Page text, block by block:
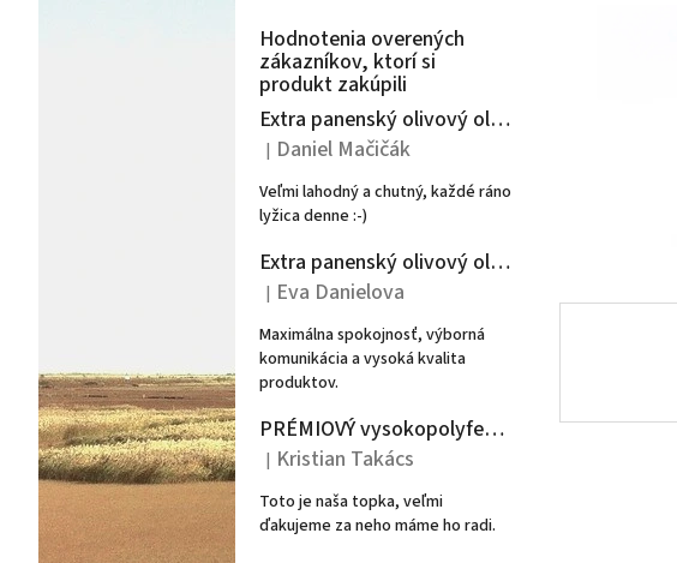
Hodnotenia overených
zákazníkov, ktorí si
produkt zakúpili
Extra panenský olivový olej Argeon 1L - Peloponéz
Hodnotenie produktu je 5 z 5 hviezdičiek.
Daniel Mačičák
Veľmi lahodný a chutný, každé ráno
lyžica denne :-)
Extra panenský olivový olej Argeon 3L - Peloponéz
Hodnotenie produktu je 5 z 5 hviezdičiek.
Eva Danielova
Maximálna spokojnosť, výborná
komunikácia a vysoká kvalita
produktov.
PRÉMIOVÝ vysokopolyfenolový extra panenský olivový olej POTEUS 500ml- PLECHOVKA
Hodnotenie produktu je 5 z 5 hviezdičiek.
Kristian Takács
Toto je naša topka, veľmi
ďakujeme za neho máme ho radi.